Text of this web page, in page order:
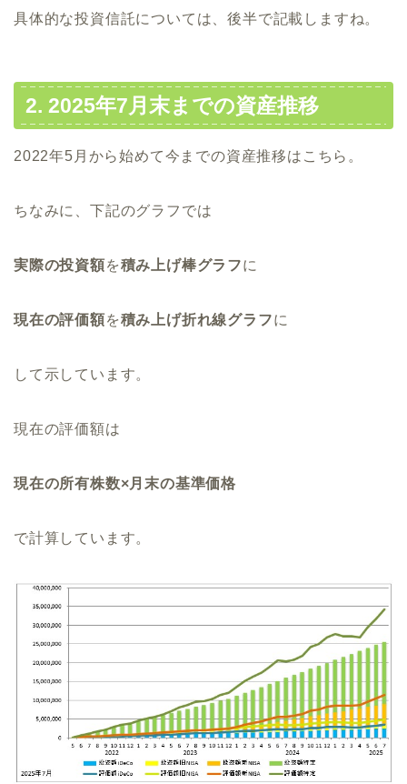
具体的な投資信託については、後半で記載しますね。
2. 2025年7月末までの資産推移
2022年5月から始めて今までの資産推移はこちら。
ちなみに、下記のグラフでは
実際の投資額を積み上げ棒グラフに
現在の評価額を積み上げ折れ線グラフに
して示しています。
現在の評価額は
現在の所有株数×月末の基準価格
で計算しています。